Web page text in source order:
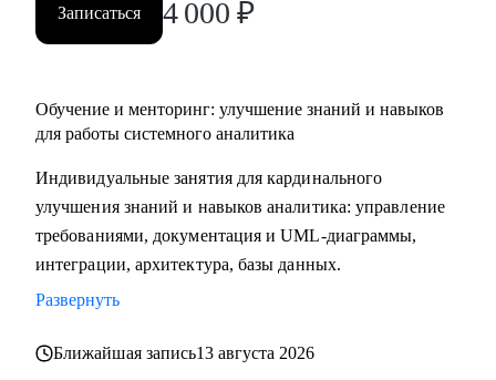
Записаться 4 000 ₽
Обучение и менторинг: улучшение знаний и навыков
для работы системного аналитика
Индивидуальные занятия для кардинального
улучшения знаний и навыков аналитика: управление
требованиями, документация и UML-диаграммы,
интеграции, архитектура, базы данных.
Развернуть
Ближайшая запись13 августа 2026